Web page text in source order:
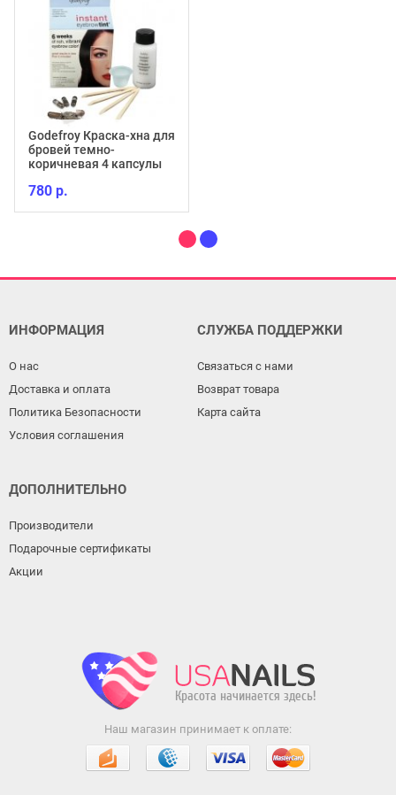
Godefroy Краска-хна для
бровей темно-
коричневая 4 капсулы
780 р.
ИНФОРМАЦИЯ
О нас
Доставка и оплата
Политика Безопасности
Условия соглашения
СЛУЖБА ПОДДЕРЖКИ
Связаться с нами
Возврат товара
Карта сайта
ДОПОЛНИТЕЛЬНО
Производители
Подарочные сертификаты
Акции
Наш магазин принимает к оплате: